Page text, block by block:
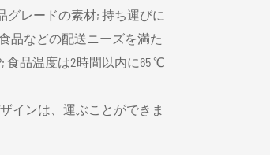
русский
العربية
グレードの素材; 持ち運びに
品などの配送ニーズを満た
食品温度は2時間以内に65 ℃
インは、運ぶことができま